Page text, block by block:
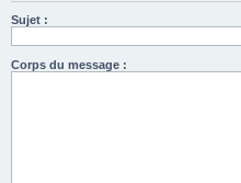
Sujet :
Corps du message :